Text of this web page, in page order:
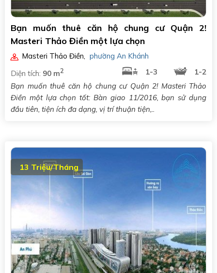
Bạn muốn thuê căn hộ chung cư Quận 2!
Masteri Thảo Điền một lựa chọn
Masteri Thảo Điền
phường An Khánh
Diện tích: 90 m2 1-3
1-2
Bạn muốn thuê căn hộ chung cư Quận 2! Masteri Thảo
Điền một lựa chọn tốt: Bàn giao 11/2016, bạn sử dụng
đầu tiên, tiện ích đa dạng, vị trí thuận tiện,..
13 Triệu/Tháng